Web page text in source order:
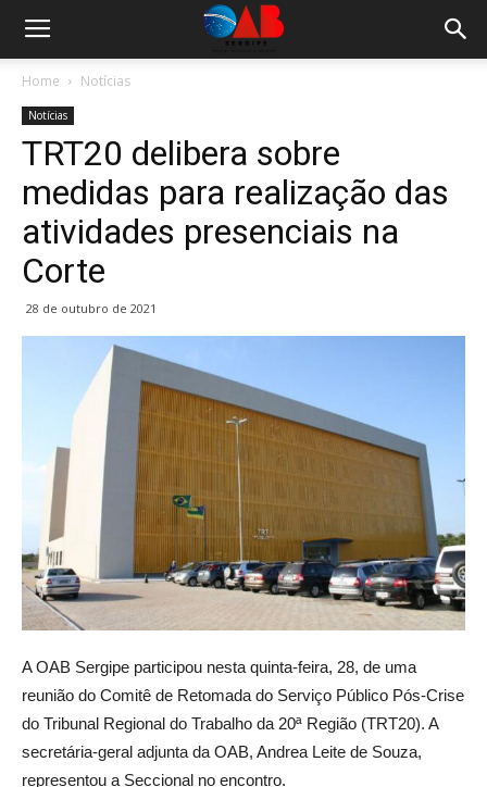
Home Notícias
Notícias
TRT20 delibera sobre
medidas para realização das
atividades presenciais na
Corte
28 de outubro de 2021
A OAB Sergipe participou nesta quinta-feira, 28, de uma
reunião do Comitê de Retomada do Serviço Público Pós-Crise
do Tribunal Regional do Trabalho da 20ª Região (TRT20). A
secretária-geral adjunta da OAB, Andrea Leite de Souza,
representou a Seccional no encontro.